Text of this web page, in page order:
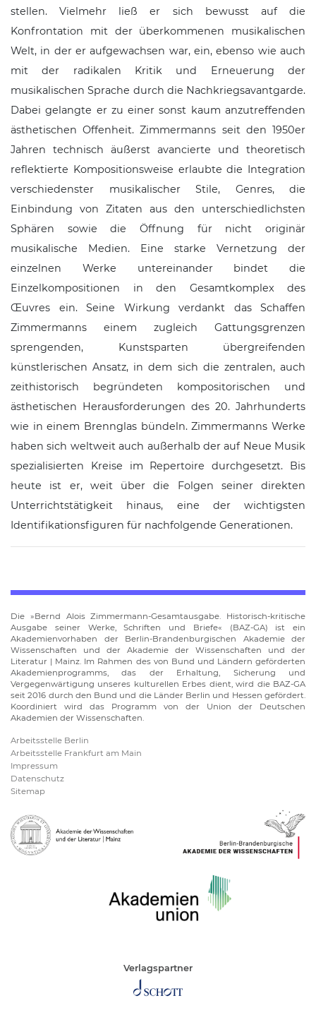
stellen. Vielmehr ließ er sich bewusst auf die
Konfrontation mit der überkommenen musikalischen
Welt, in der er aufgewachsen war, ein, ebenso wie auch
mit der radikalen Kritik und Erneuerung der
musikalischen Sprache durch die Nachkriegsavantgarde.
Dabei gelangte er zu einer sonst kaum anzutreffenden
ästhetischen Offenheit. Zimmermanns seit den 1950er
Jahren technisch äußerst avancierte und theoretisch
reflektierte Kompositionsweise erlaubte die Integration
verschiedenster musikalischer Stile, Genres, die
Einbindung von Zitaten aus den unterschiedlichsten
Sphären sowie die Öffnung für nicht originär
musikalische Medien. Eine starke Vernetzung der
einzelnen Werke untereinander bindet die
Einzelkompositionen in den Gesamtkomplex des
Œuvres ein. Seine Wirkung verdankt das Schaffen
Zimmermanns einem zugleich Gattungsgrenzen
sprengenden, Kunstsparten übergreifenden
künstlerischen Ansatz, in dem sich die zentralen, auch
zeithistorisch begründeten kompositorischen und
ästhetischen Herausforderungen des 20. Jahrhunderts
wie in einem Brennglas bündeln. Zimmermanns Werke
haben sich weltweit auch außerhalb der auf Neue Musik
spezialisierten Kreise im Repertoire durchgesetzt. Bis
heute ist er, weit über die Folgen seiner direkten
Unterrichtstätigkeit hinaus, eine der wichtigsten
Identifikationsfiguren für nachfolgende Generationen.
Die
Bernd Alois Zimmermann-Gesamtausgabe. Historisch-kritische
Ausgabe seiner Werke, Schriften und Briefe
(BAZ-GA) ist ein
Akademienvorhaben der Berlin-Brandenburgischen Akademie der
Wissenschaften und der Akademie der Wissenschaften und der
Literatur | Mainz. Im Rahmen des von Bund und Ländern geförderten
Akademienprogramms, das der Erhaltung, Sicherung und
Vergegenwärtigung unseres kulturellen Erbes dient, wird die BAZ-GA
seit 2016 durch den Bund und die Länder Berlin und Hessen gefördert.
Koordiniert wird das Programm von der Union der Deutschen
Akademien der Wissenschaften.
Arbeitsstelle Berlin
Arbeitsstelle Frankfurt am Main
Impressum
Datenschutz
Sitemap
Verlagspartner